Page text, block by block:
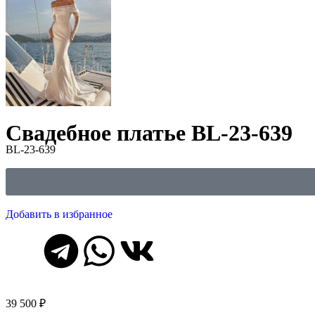
Свадебное платье BL-23-639
BL-23-639
Добавить в избранное
39 500 ₽